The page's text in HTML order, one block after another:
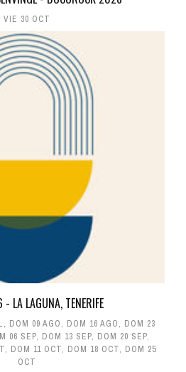
VIE 30 OCT
LA LAGUNA, TENERIFE
, DOM 09 AGO, DOM 16 AGO, DOM 23
06 SEP, DOM 13 SEP, DOM 20 SEP,
, DOM 11 OCT, DOM 18 OCT, DOM 25
OCT